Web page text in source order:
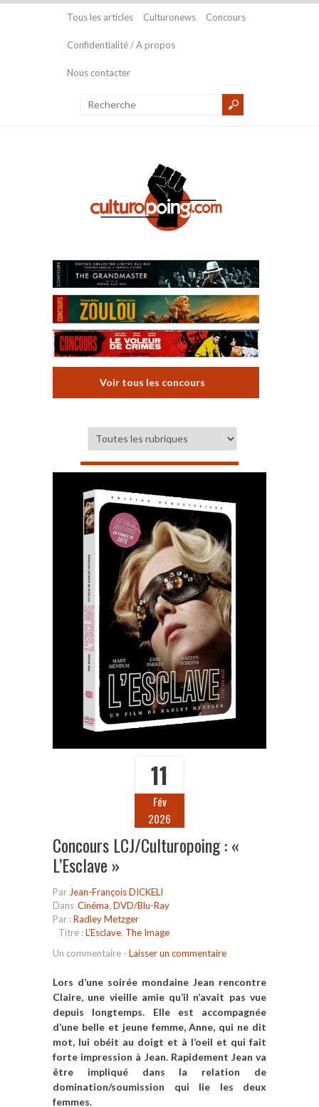
Tous les articles Culturonews Concours
Confidentialité / A propos
Nous contacter
Voir tous les concours
11
Fév
2026
Concours LCJ/Culturopoing : «
L’Esclave »
Par Jean-François DICKELI
Dans Cinéma, DVD/Blu-Ray
Par :Radley Metzger
Titre :L'Esclave, The Image
Un commentaire - Laisser un commentaire
Lors d’une soirée mondaine Jean rencontre
Claire, une vieille amie qu’il n’avait pas vue
depuis longtemps. Elle est accompagnée
d’une belle et jeune femme, Anne, qui ne dit
mot, lui obéit au doigt et à l’oeil et qui fait
forte impression à Jean. Rapidement Jean va
être impliqué dans la relation de
domination/soumission qui lie les deux
femmes.